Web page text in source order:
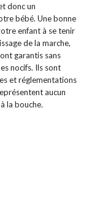
donc un
bébé. Une bonne
enfant à se tenir
de la marche,
garantis sans
nocifs. Ils sont
et réglementations
aucun
la bouche.